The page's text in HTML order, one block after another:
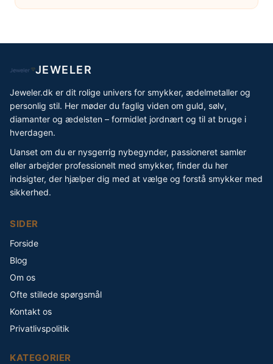
JEWELER
Jeweler.dk er dit rolige univers for smykker, ædelmetaller og
personlig stil. Her møder du faglig viden om guld, sølv,
diamanter og ædelsten – formidlet jordnært og til at bruge i
hverdagen.
Uanset om du er nysgerrig nybegynder, passioneret samler
eller arbejder professionelt med smykker, finder du her
indsigter, der hjælper dig med at vælge og forstå smykker med
sikkerhed.
SIDER
Forside
Blog
Om os
Ofte stillede spørgsmål
Kontakt os
Privatlivspolitik
KATEGORIER